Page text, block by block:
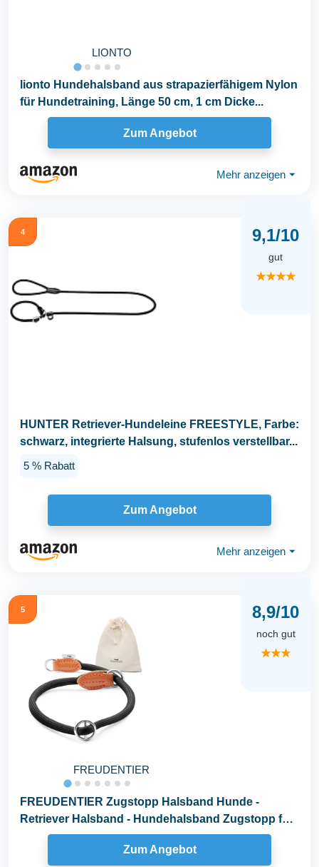
LIONTO
lionto Hundehalsband aus strapazierfähigem Nylon
für Hundetraining, Länge 50 cm, 1 cm Dicke...
Zum Angebot
Mehr anzeigen ⏷
4 9,1/10
gut
★★★★
HUNTER Retriever-Hundeleine FREESTYLE, Farbe:
schwarz, integrierte Halsung, stufenlos verstellbar...
5 % Rabatt
Zum Angebot
Mehr anzeigen ⏷
5
FREUDENTIER
8,9/10
noch gut
★★★
FREUDENTIER Zugstopp Halsband Hunde -
Retriever Halsband - Hundehalsband Zugstopp für
kleine...
Zum Angebot